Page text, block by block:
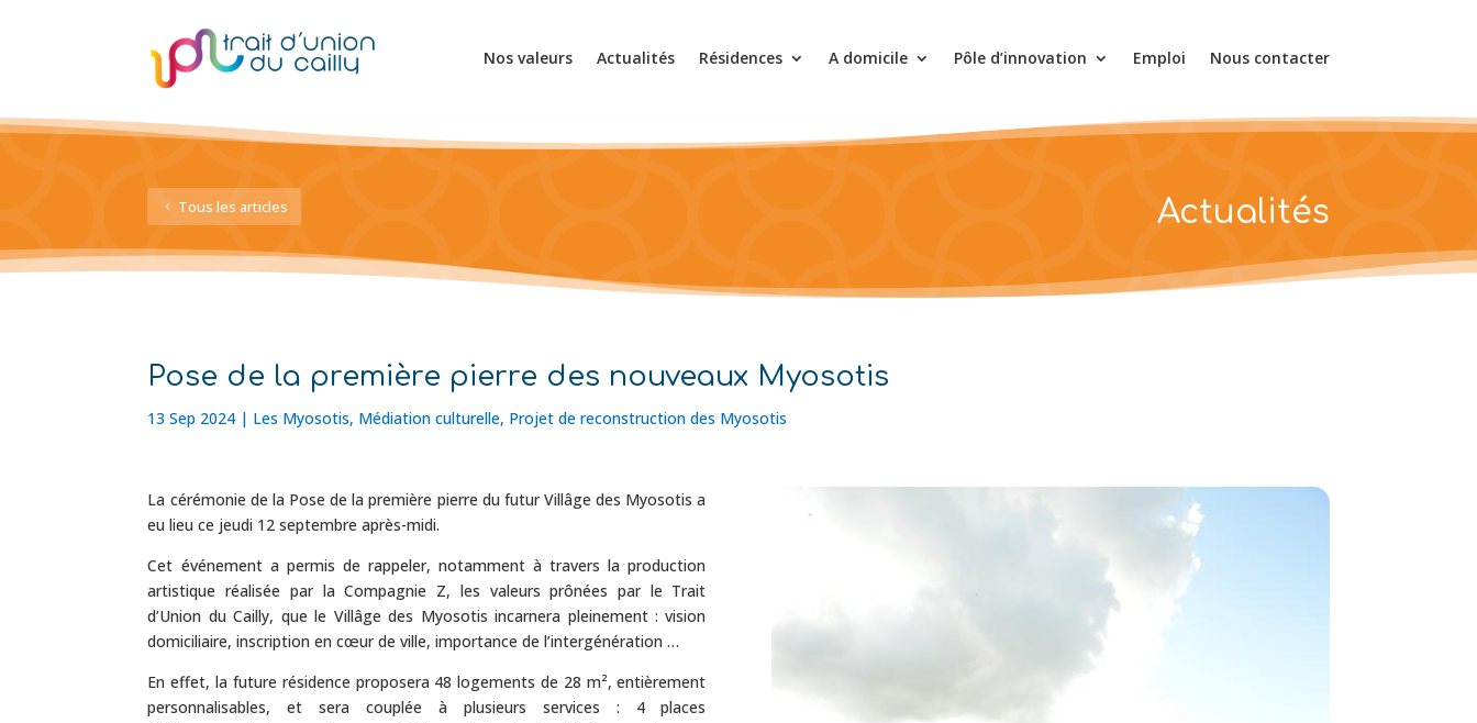
Nos valeurs Actualités Résidences A domicile Pôle d’innovation Emploi Nous contacter
Tous les articles Actualités
Pose de la première pierre des nouveaux Myosotis
13 Sep 2024 | Les Myosotis, Médiation culturelle, Projet de reconstruction des Myosotis
La cérémonie de la Pose de la première pierre du futur Villâge des Myosotis a
eu lieu ce jeudi 12 septembre après-midi.
Cet événement a permis de rappeler, notamment à travers la production
artistique réalisée par la Compagnie Z, les valeurs prônées par le Trait
d’Union du Cailly, que le Villâge des Myosotis incarnera pleinement : vision
domiciliaire, inscription en cœur de ville, importance de l’intergénération …
En effet, la future résidence proposera 48 logements de 28 m², entièrement
personnalisables, et sera couplée à plusieurs services : 4 places